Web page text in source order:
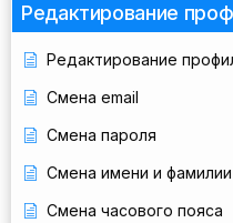
Редактирование
Редактирование
Смена email
Смена пароля
Смена имени и фамилии
Смена часового пояса